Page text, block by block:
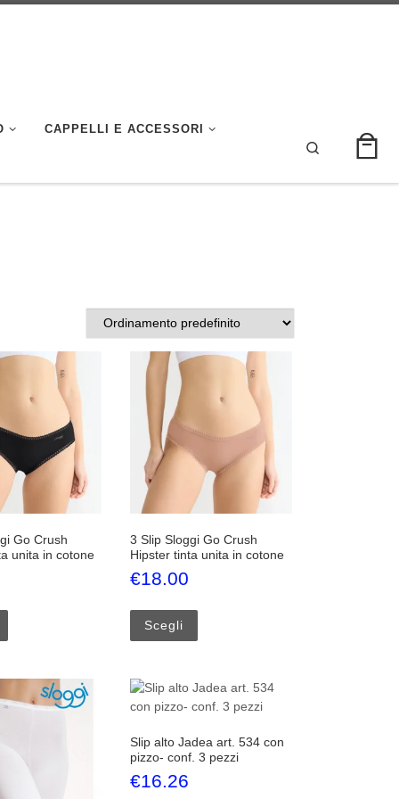
CAPPELLI E ACCESSORI
Search
Go Crush
unita in cotone
3 Slip Sloggi Go Crush
Hipster tinta unita in cotone
€18.00
Scegli
Slip alto Jadea art. 534 con
pizzo- conf. 3 pezzi
€16.26